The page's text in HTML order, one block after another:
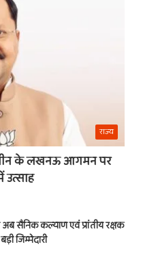
राज्य
नवीन के लखनऊ आगमन पर
उत्साह
अब सैनिक कल्याण एवं प्रांतीय रक्षक
जिम्मेदारी